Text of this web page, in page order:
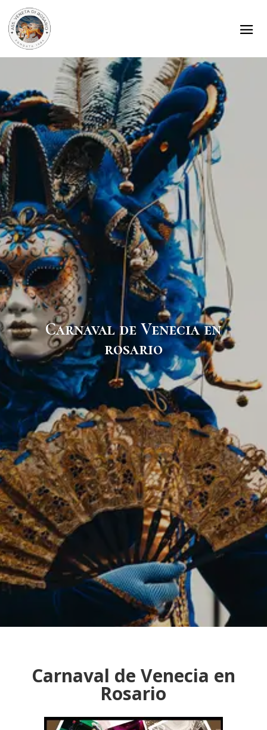
Carnaval de Venecia en
rosario
Carnaval de Venecia en
Rosario